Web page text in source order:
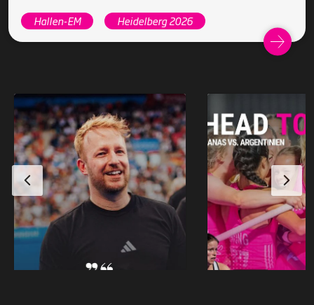
Hallen-EM Heidelberg 2026